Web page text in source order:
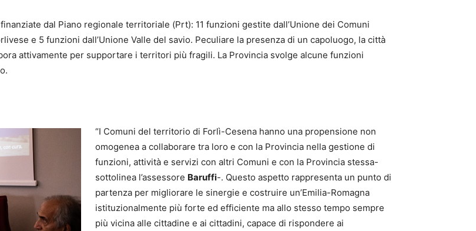
dal Piano regionale territoriale (Prt): 11 funzioni gestite dall’Unione dei Comuni
e 5 funzioni dall’Unione Valle del savio. Peculiare la presenza di un capoluogo, la città
attivamente per supportare i territori più fragili. La Provincia svolge alcune funzioni
“I Comuni del territorio di Forlì-Cesena hanno una propensione non
omogenea a collaborare tra loro e con la Provincia nella gestione di
funzioni, attività e servizi con altri Comuni e con la Provincia stessa-
sottolinea l’assessore Baruffi-. Questo aspetto rappresenta un punto di
partenza per migliorare le sinergie e costruire un’Emilia-Romagna
istituzionalmente più forte ed efficiente ma allo stesso tempo sempre
più vicina alle cittadine e ai cittadini, capace di rispondere ai